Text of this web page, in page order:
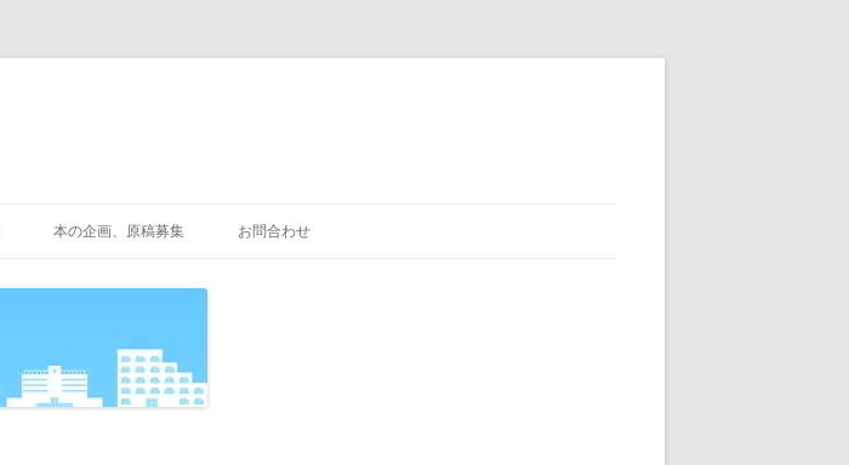
本の企画、原稿募集 お問合わせ